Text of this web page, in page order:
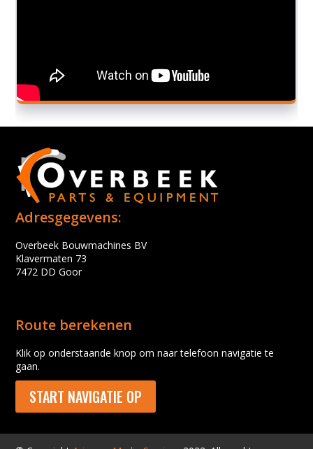
Adresgegevens:
Overbeek Bouwmachines BV
Klavermaten 73
7472 DD Goor
Route berekenen
Klik op onderstaande knop om naar telefoon navigatie te
gaan.
START NAVIGATIE OP